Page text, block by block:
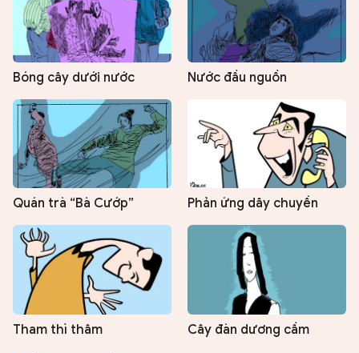
Bóng cây dưới nước Nước đầu nguồn
Quán trà “Bà Cướp” Phản ứng dây chuyền
Tham thì thâm Cây đàn dương cầm